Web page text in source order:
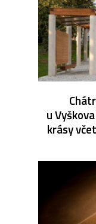
u
krásy